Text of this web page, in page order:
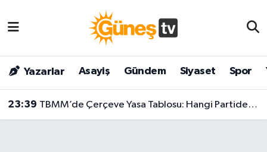
Yazarlar Asayiş Gündem Siyaset Spor
23:39 TBMM’de Çerçeve Yasa Tablosu: Hangi Partiden Kaç Milletvekili İmza Attı?
Bilim & Teknoloji
Dünya
Malatya Nöbetçi Eczaneler
Malatya Hava Durumu
Malatya Namaz Vakitleri